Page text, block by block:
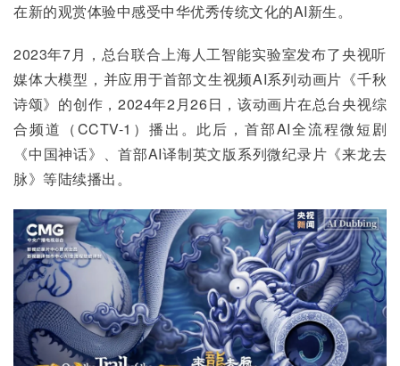
在新的观赏体验中感受中华优秀传统文化的AI新生。
2023年7月，总台联合上海人工智能实验室发布了央视听
媒体大模型，并应用于首部文生视频AI系列动画片《千秋
诗颂》的创作，2024年2月26日，该动画片在总台央视综
合频道（CCTV-1）播出。此后，首部AI全流程微短剧
《中国神话》、首部AI译制英文版系列微纪录片《来龙去
脉》等陆续播出。